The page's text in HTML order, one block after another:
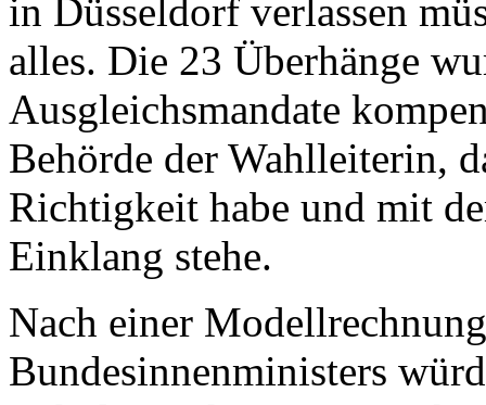
in Düsseldorf verlassen
alles. Die 23 Überhänge
Ausgleichsmandate
Behörde der Wahlleiterin,
Richtigkeit habe und mit
Einklang stehe.
Nach einer
Bundesinnenministers